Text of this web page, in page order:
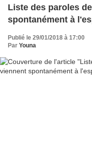
Liste des paroles
spontanément à
Publié le 29/01/2018 à 17:00
Par Youna